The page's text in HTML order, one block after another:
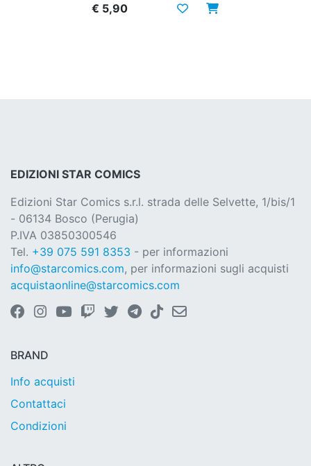
€ 5,90
EDIZIONI STAR COMICS
Edizioni Star Comics s.r.l. strada delle Selvette, 1/bis/1
- 06134 Bosco (Perugia)
P.IVA 03850300546
Tel. +39 075 591 8353 - per informazioni
info@starcomics.com, per informazioni sugli acquisti
acquistaonline@starcomics.com
BRAND
Info acquisti
Contattaci
Condizioni